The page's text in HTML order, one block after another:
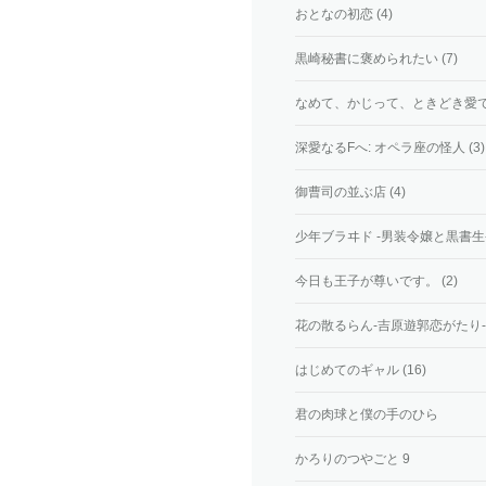
おとなの初恋 (4)
黒崎秘書に褒められたい (7)
なめて、かじって、ときどき愛
深愛なるFへ: オペラ座の怪人 (3)
御曹司の並ぶ店 (4)
少年ブラヰド -男装令嬢と黒書
今日も王子が尊いです。 (2)
花の散るらん-吉原遊郭恋がたり
はじめてのギャル (16)
君の肉球と僕の手のひら
かろりのつやごと 9